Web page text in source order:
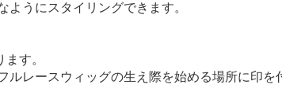
うにスタイリングできます。
す。
レースウィッグの生え際を始める場所に印を